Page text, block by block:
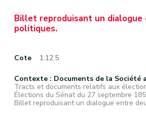
Billet reproduisant un
politiques.
Cote 1.12.5
Contexte : Documents de la Société
Tracts et documents relatifs aux
Élections du Sénat du 27 septembre
Billet reproduisant un dialogue entre